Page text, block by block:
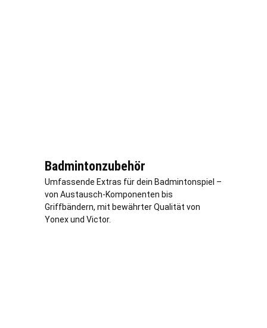
Badmintonzubehör
Umfassende Extras für dein Badmintonspiel –
von Austausch-Komponenten bis
Griffbändern, mit bewährter Qualität von
Yonex und Victor.